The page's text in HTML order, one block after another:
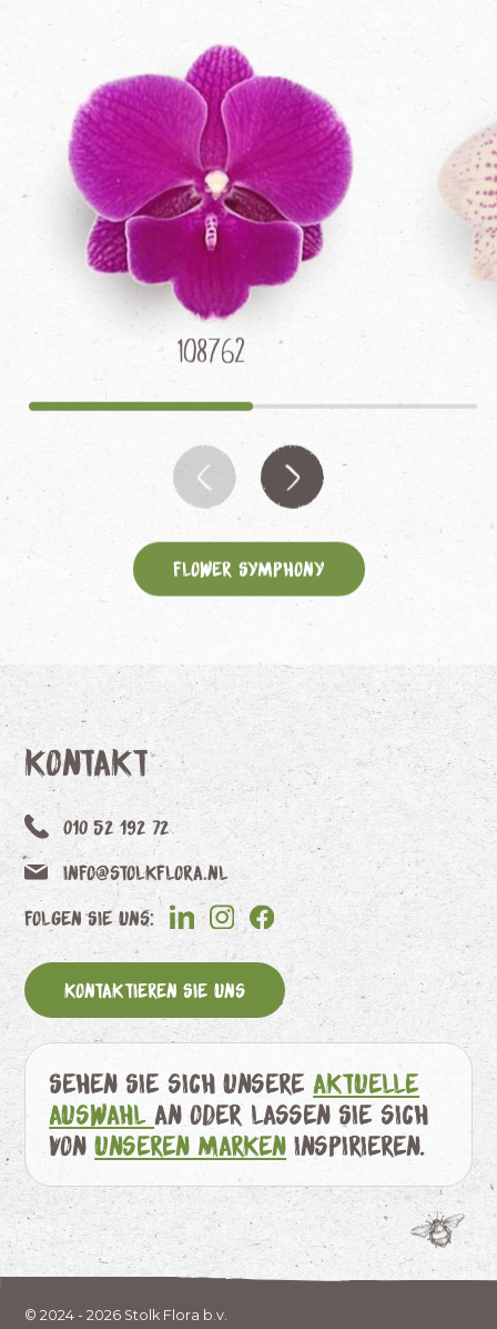
108762
Flower Symphony
Kontakt
010 52 192 72
info@stolkflora.nl
Folgen Sie uns:
Kontaktieren Sie uns
Sehen Sie sich unsereaktuelle
Auswahlan oder lassen Sie sich
vonunseren Marken inspirieren.
© 2024 - 2026 Stolk Flora b.v.